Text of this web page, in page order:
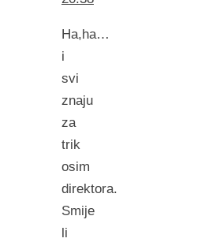
Ha,ha…
i
svi
znaju
za
trik
osim
direktora.
Smije
li